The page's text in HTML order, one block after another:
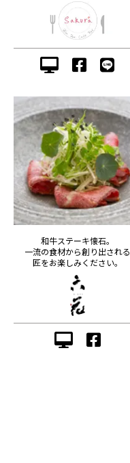
和牛ステーキ懐石。
一流の食材から創り出される
匠をお楽しみください。